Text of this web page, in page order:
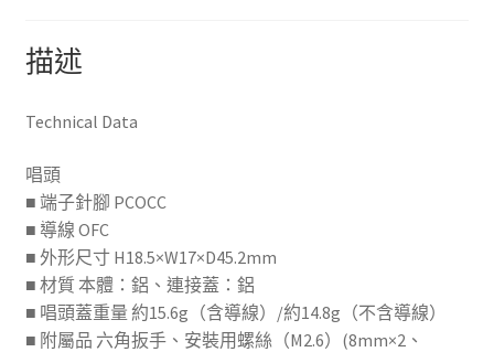
量
描述
Technical Data
唱頭
■ 端子針腳 PCOCC
■ 導線 OFC
■ 外形尺寸 H18.5×W17×D45.2mm
■ 材質 本體：鋁、連接蓋：鋁
■ 唱頭蓋重量 約15.6g（含導線）/約14.8g（不含導線）
■ 附屬品 六角扳手、安裝用螺絲（M2.6）(8mm×2、